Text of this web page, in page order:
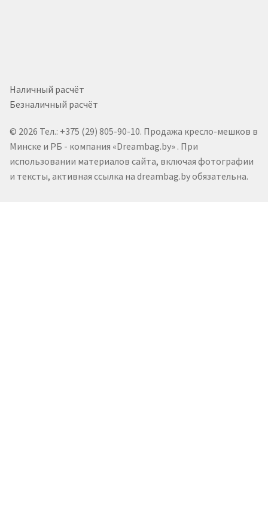
Наличный расчёт
Безналичный расчёт
© 2026 Тел.: +375 (29) 805-90-10. Продажа кресло-мешков в
Минске и РБ - компания «Dreambag.by» . При
использовании материалов сайта, включая фотографии
и тексты, активная ссылка на dreambag.by обязательна.